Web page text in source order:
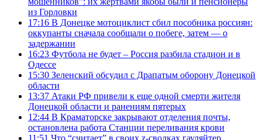
из Горловки
17:16 В Донецке мотоциклист сбил пособника россиян:
оккупанты сначала сообщали о побеге, затем — о
задержании
16:23 Футбола не будет – Россия разбила стадион и в
Одессе
15:30 Зеленский обсудил с Драпатым оборону Донецкой
области
13:37 Атаки РФ привели к еще одной смерти жителя
Донецкой области и ранениям пятерых
12:44 В Краматорске закрывают отделения почты,
остановлена работа Станции переливания крови
11:51 Что “считает” в своих z-сводках гауляйтер